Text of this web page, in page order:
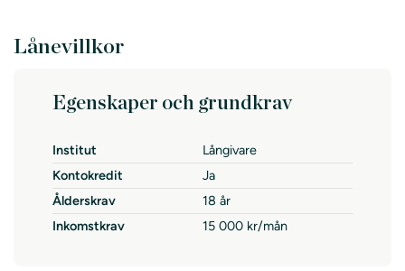
Lånevillkor
Egenskaper och grundkrav
Institut
Långivare
Kontokredit
Ja
Ålderskrav
18 år
Inkomstkrav
15 000 kr/mån